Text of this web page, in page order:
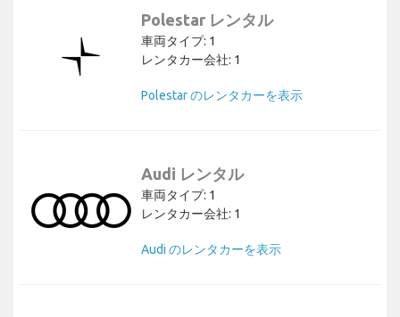
Polestar レンタル
車両タイプ: 1
レンタカー会社: 1
Polestar のレンタカーを表示
Audi レンタル
車両タイプ: 1
レンタカー会社: 1
Audi のレンタカーを表示